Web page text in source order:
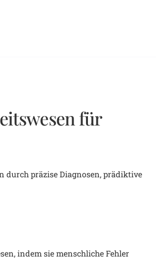
für
durch präzise Diagnosen, prädiktive
indem sie menschliche Fehler